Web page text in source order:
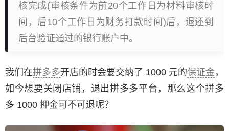
核完成(审核条件为前20个工作日为材料审核时
间，后10个工作日为财务打款时间)后，退还到
后台验证通过的银行账户中。
我们在拼多多开店的时会要交纳了 1000 元的保证金，
如今想要关闭店铺，退出拼多多平台，那么这个拼多
多 1000 押金可不可退呢？